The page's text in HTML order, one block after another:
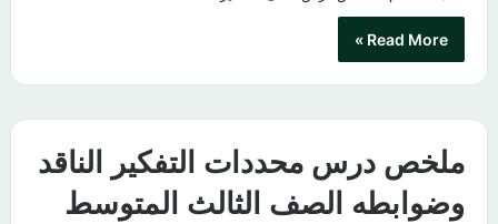
Read More »
ملخص درس محددات التفكير الناقد
وضوابطه الصف الثالث المتوسط